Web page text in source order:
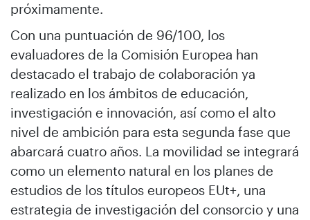
próximamente.
Con una puntuación de 96/100, los
evaluadores de la Comisión Europea han
destacado el trabajo de colaboración ya
realizado en los ámbitos de educación,
investigación e innovación, así como el alto
nivel de ambición para esta segunda fase que
abarcará cuatro años. La movilidad se integrará
como un elemento natural en los planes de
estudios de los títulos europeos EUt+, una
estrategia de investigación del consorcio y una